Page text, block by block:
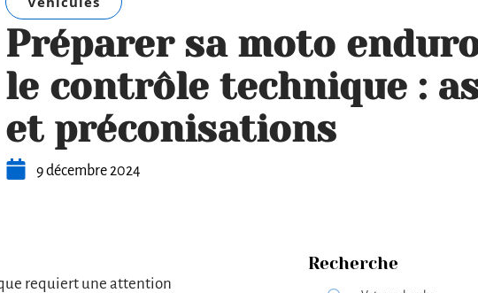
Préparer sa moto
le contrôle technique :
et préconisations
9 décembre 2024
requiert une attention
Recherche